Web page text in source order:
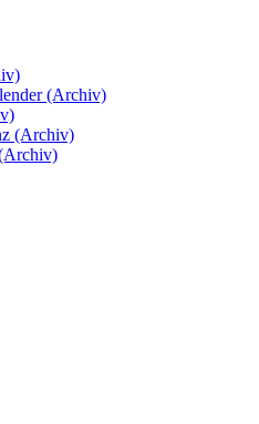
(Archiv)
(Archiv)